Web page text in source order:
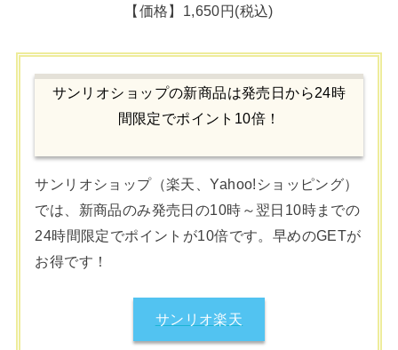
【価格】1,650円(税込)
サンリオショップの新商品は発売日から24時
間限定でポイント10倍！
サンリオショップ（楽天、Yahoo!ショッピング）
では、新商品のみ発売日の10時～翌日10時までの
24時間限定でポイントが10倍です。早めのGETが
お得です！
サンリオ楽天